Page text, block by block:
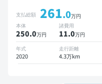
動バックドア ドライブレコ
ーダー 衝突軽減
支払総額 261.0万円
本体
250.0万円
諸費用
11.0万円
年式
2020
走行距離
4.3万km